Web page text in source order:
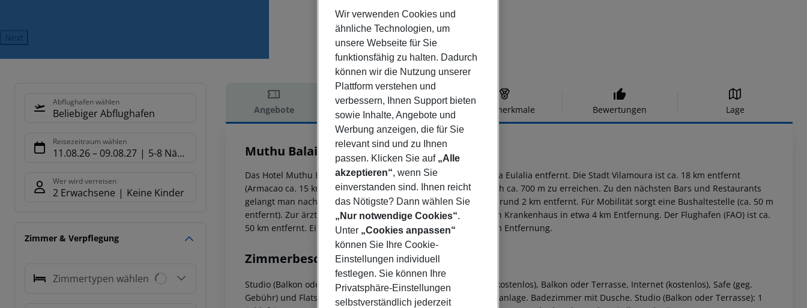
Next
Abflughafen wählen
Beliebiger Abflughafen
Reisezeitraum wählen
11.08.26– 09.08.27 5-8 Nächte
Wer wird verreisen
2 Erwachsene Keine Kinder
Zimmer & Verpflegung
Zimmertypen wählen
Angebote Hotelbeschreibung Hotelmerkmale Bewertungen Lage
Hotelbeschreibung
Muthu Balaia Sol
3
Das Hotel Muthu Balaia Sol liegt ca. 2 km vom Sandstrand Santa Eulalia entfernt. Die Stadt Vilamoura ist ca. 18 km entfernt
(Armacao ca. 15 km, Albufeira ca. 4 km). Ein Supermarkt ist nach ca. 700 m zu erreichen. Zu den nächsten Bars und Restaurants
gelangt man nach rund 2 km. Auch die nächste Diskothek liegt rund 2 km entfernt. Für Mobilität sorgt eine Bushaltestelle (ca. 50 m
entfernt). Zur ärztlichen Versorgung im Notfall befindet sich ein Krankenhaus in etwa 4 km Entfernung. Der Flughafen (FAO) ist ca.
50 km entfernt. Ein weiterer Flughafen (LIS) liegt in etwa 254 km Entfernung.
Zimmerbeschreibung
Studio (Balkon oder Terrasse): Mit Kitchenette, Wasserkocher (kostenlos), Balkon oder Terrasse, Internet (kostenlos), Safe (geg.
Gebühr) und Flatscreen-Sat-TV sowie zentral gesteuerter Klimaanlage. Badezimmer mit Dusche. Studio (Balkon oder Terrasse): 1
Wir verwenden Cookies und
ähnliche Technologien, um
unsere Webseite für Sie
funktionsfähig zu halten. Dadurch
können wir die Nutzung unserer
Plattform verstehen und
verbessern, Ihnen Support bieten
sowie Inhalte, Angebote und
Werbung anzeigen, die für Sie
relevant sind und zu Ihnen
passen. Klicken Sie auf „Alle
akzeptieren“, wenn Sie
einverstanden sind. Ihnen reicht
das Nötigste? Dann wählen Sie
„Nur notwendige Cookies“.
Unter „Cookies anpassen“
können Sie Ihre Cookie-
Einstellungen individuell
festlegen. Sie können Ihre
Privatsphäre-Einstellungen
selbstverständlich jederzeit